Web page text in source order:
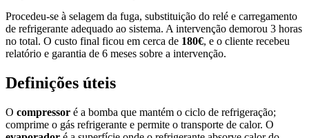
Procedeu-se à selagem da fuga, substituição do relé e carregamento
de refrigerante adequado ao sistema. A intervenção demorou 3 horas
no total. O custo final ficou em cerca de 180€, e o cliente recebeu
relatório e garantia de 6 meses sobre a intervenção.
Definições úteis
O compressor é a bomba que mantém o ciclo de refrigeração;
comprime o gás refrigerante e permite o transporte de calor. O